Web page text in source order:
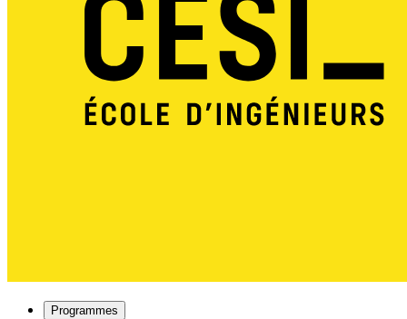
Programmes